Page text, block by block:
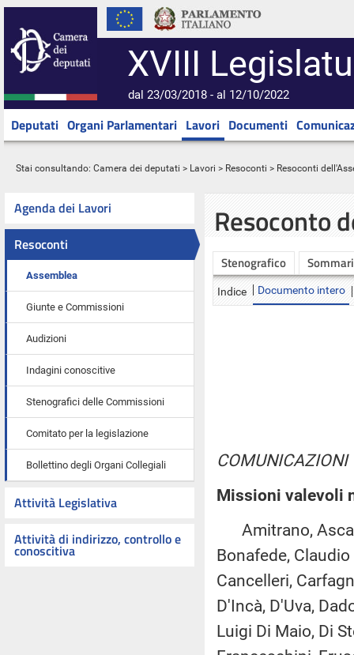
XVIII
dal 23/03/2018 - al 12/10/2022
Deputati Organi Parlamentari Lavori Documenti
Stai consultando: Camera dei deputati > Lavori > Resoconti > Resoconti
Agenda dei Lavori
Resoconti
Assemblea
Giunte e Commissioni
Audizioni
Indagini conoscitive
Stenografici delle Commissioni
Comitato per la legislazione
Bollettino degli Organi Collegiali
Attività Legislativa
Attività di indirizzo, controllo e
conoscitiva
Resoconto
Stenografico
Indice Documento intero
COMUNICAZIONI
Missioni valevoli
Amitrano,
Bonafede,
Cancelleri,
D'Incà, D'Uva,
Luigi Di Maio, Di